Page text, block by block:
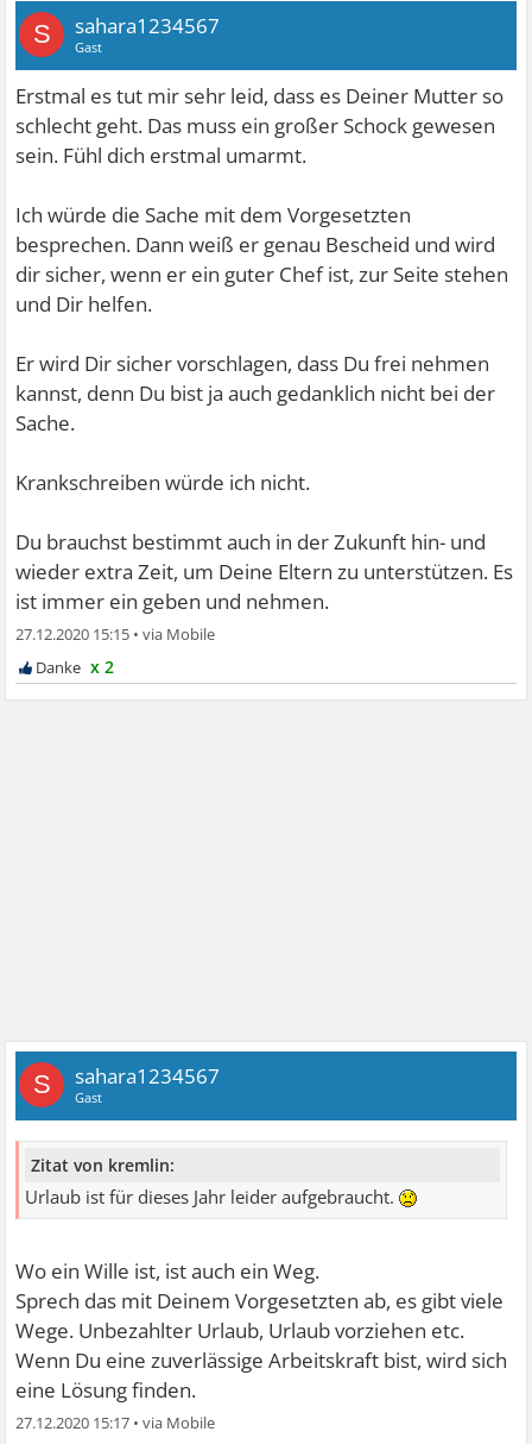
S sahara1234567
Gast
Erstmal es tut mir sehr leid, dass es Deiner Mutter so
schlecht geht. Das muss ein großer Schock gewesen
sein. Fühl dich erstmal umarmt.
Ich würde die Sache mit dem Vorgesetzten
besprechen. Dann weiß er genau Bescheid und wird
dir sicher, wenn er ein guter Chef ist, zur Seite stehen
und Dir helfen.
Er wird Dir sicher vorschlagen, dass Du frei nehmen
kannst, denn Du bist ja auch gedanklich nicht bei der
Sache.
Krankschreiben würde ich nicht.
Du brauchst bestimmt auch in der Zukunft hin- und
wieder extra Zeit, um Deine Eltern zu unterstützen. Es
ist immer ein geben und nehmen.
27.12.2020 15:15 •
x 2
S sahara1234567
Gast
Zitat von kremlin:
Urlaub ist für dieses Jahr leider aufgebraucht.
Wo ein Wille ist, ist auch ein Weg.
Sprech das mit Deinem Vorgesetzten ab, es gibt viele
Wege. Unbezahlter Urlaub, Urlaub vorziehen etc.
Wenn Du eine zuverlässige Arbeitskraft bist, wird sich
eine Lösung finden.
27.12.2020 15:17 •